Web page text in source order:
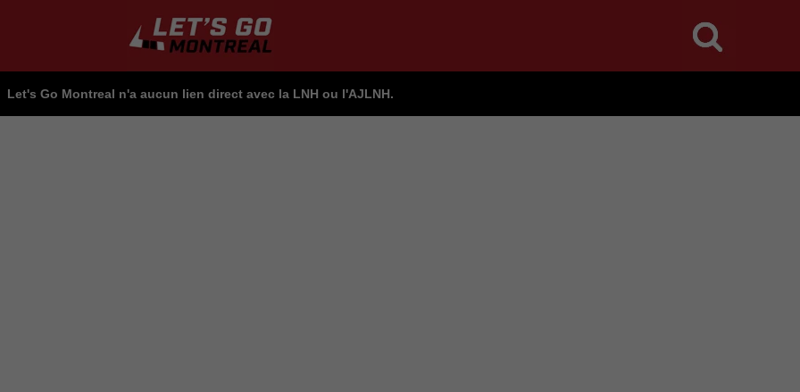
Let's Go Montreal n'a aucun lien direct avec la LNH ou l'AJLNH.